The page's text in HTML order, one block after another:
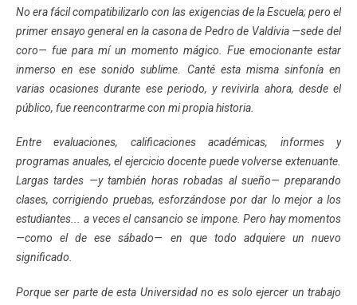
No era fácil compatibilizarlo con las exigencias de la Escuela; pero el
primer ensayo general en la casona de Pedro de Valdivia —sede del
coro— fue para mí un momento mágico. Fue emocionante estar
inmerso en ese sonido sublime. Canté esta misma sinfonía en
varias ocasiones durante ese periodo, y revivirla ahora, desde el
público, fue reencontrarme con mi propia historia.
Entre evaluaciones, calificaciones académicas, informes y
programas anuales, el ejercicio docente puede volverse extenuante.
Largas tardes —y también horas robadas al sueño— preparando
clases, corrigiendo pruebas, esforzándose por dar lo mejor a los
estudiantes... a veces el cansancio se impone. Pero hay momentos
—como el de ese sábado— en que todo adquiere un nuevo
significado.
Porque ser parte de esta Universidad no es solo ejercer un trabajo